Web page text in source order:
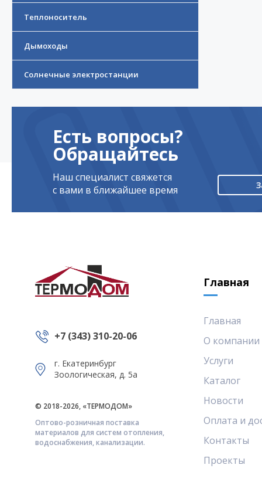
Теплоноситель
Дымоходы
Солнечные электростанции
Есть вопросы?
Обращайтесь
Наш специалист свяжется
с вами в ближайшее время
Главная
+7 (343) 310-20-06
г. Екатеринбург
Зоологическая, д. 5а
© 2018-2026, «ТЕРМОДОМ»
Оптово-розничная поставка
материалов для систем отопления,
водоснабжения, канализации.
Главная
О компании
Услуги
Каталог
Новости
Оплата и
Контакты
Проекты